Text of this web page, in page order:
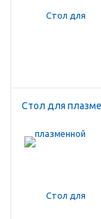
Стол для